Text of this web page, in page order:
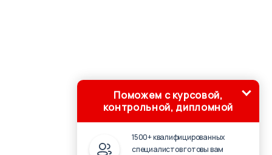
Поможем с курсовой,
контрольной, дипломной
1500+ квалифицированных
специалистов готовы вам